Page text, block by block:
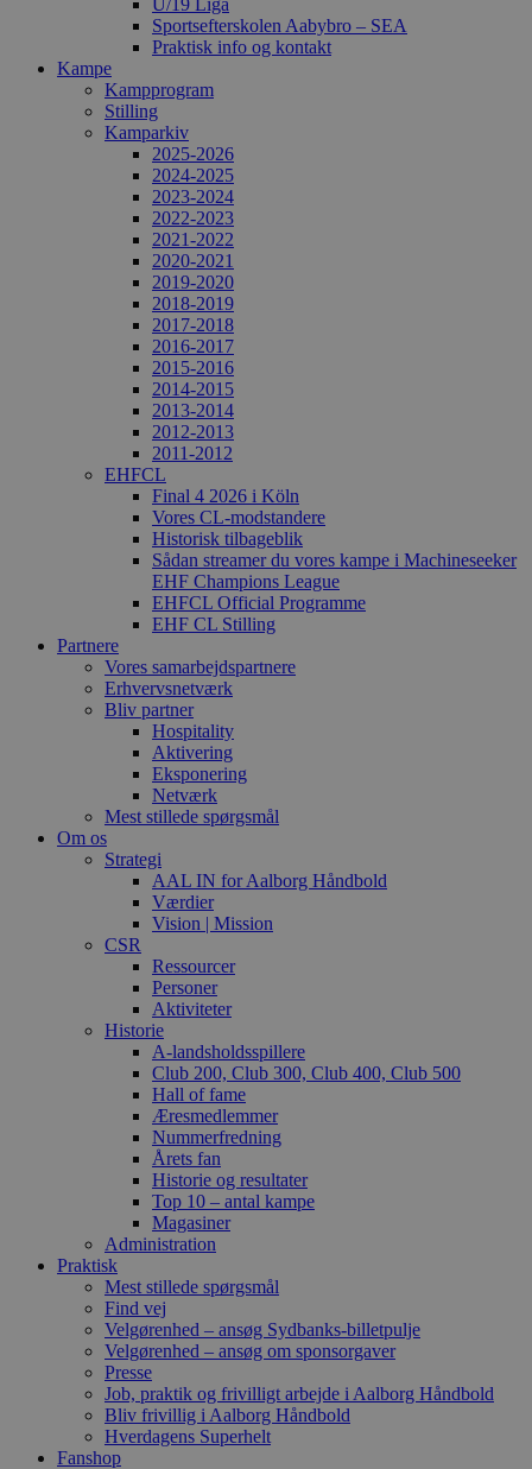
Sportsefterskolen Aabybro – SEA
Praktisk info og kontakt
Kampe
Kampprogram
Stilling
Kamparkiv
2025-2026
2024-2025
2023-2024
2022-2023
2021-2022
2020-2021
2019-2020
2018-2019
2017-2018
2016-2017
2015-2016
2014-2015
2013-2014
2012-2013
2011-2012
EHFCL
Final 4 2026 i Köln
Vores CL-modstandere
Historisk tilbageblik
Sådan streamer du vores kampe i Machineseeker
EHF Champions League
EHFCL Official Programme
EHF CL Stilling
Partnere
Vores samarbejdspartnere
Erhvervsnetværk
Bliv partner
Hospitality
Aktivering
Eksponering
Netværk
Mest stillede spørgsmål
Om os
Strategi
AAL IN for Aalborg Håndbold
Værdier
Vision | Mission
CSR
Ressourcer
Personer
Aktiviteter
Historie
A-landsholdsspillere
Club 200, Club 300, Club 400, Club 500
Hall of fame
Æresmedlemmer
Nummerfredning
Årets fan
Historie og resultater
Top 10 – antal kampe
Magasiner
Administration
Praktisk
Mest stillede spørgsmål
Find vej
Velgørenhed – ansøg Sydbanks-billetpulje
Velgørenhed – ansøg om sponsorgaver
Presse
Job, praktik og frivilligt arbejde i Aalborg Håndbold
Bliv frivillig i Aalborg Håndbold
Hverdagens Superhelt
Fanshop